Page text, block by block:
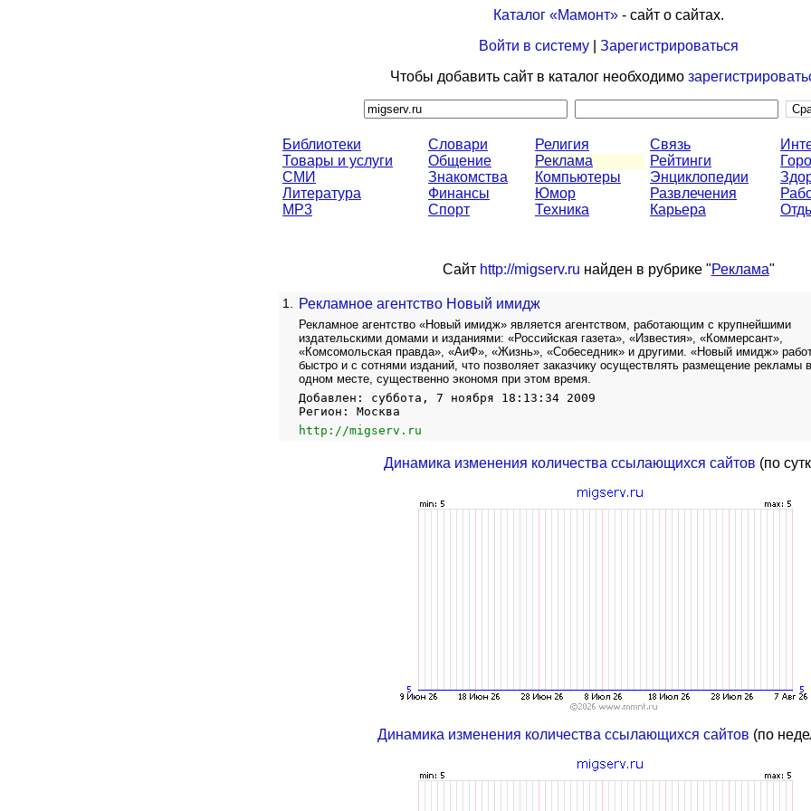
Каталог «Мамонт»- сайт о сайтах.
Войти в систему| Зарегистрироваться
Чтобы добавить сайт в каталог необходимо
Библиотеки
Товары и услуги
СМИ
Литература
MP3
Словари
Общение
Знакомства
Финансы
Спорт
Религия
Реклама
Компьютеры
Юмор
Техника
Связь
Рейтинги
Энциклопедии
Развлечения
Карьера
Сайт http://migserv.ru найден в рубрике "Реклама"
1. Рекламное агентство Новый имидж
Рекламное агентство «Новый имидж» является агентством, работающим с крупнейшими
издательскими домами и изданиями: «Российская газета», «Известия», «Коммерсант»,
«Комсомольская правда», «АиФ», «Жизнь», «Собеседник» и другими. «Новый имидж»
быстро и с сотнями изданий, что позволяет заказчику осуществлять размещение рекламы в
одном месте, существенно экономя при этом время.
Добавлен: суббота, 7 ноября 18:13:34 2009
Регион: Москва
http://migserv.ru
Динамика изменения количества ссылающихся сайтов (по
Динамика изменения количества ссылающихся сайтов (по